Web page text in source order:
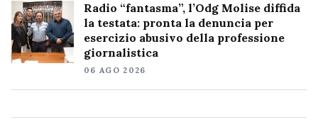
Radio “fantasma”, l’Odg Molise diffida
la testata: pronta la denuncia per
esercizio abusivo della professione
giornalistica
06 AGO 2026